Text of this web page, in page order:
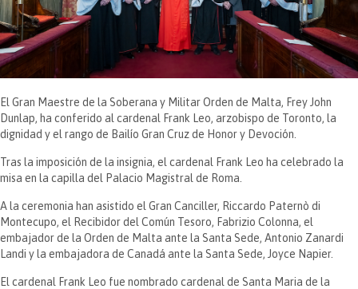
El Gran Maestre de la Soberana y Militar Orden de Malta, Frey John
Dunlap, ha conferido al cardenal Frank Leo, arzobispo de Toronto, la
dignidad y el rango de Bailío Gran Cruz de Honor y Devoción.
Tras la imposición de la insignia, el cardenal Frank Leo ha celebrado la
misa en la capilla del Palacio Magistral de Roma.
A la ceremonia han asistido el Gran Canciller, Riccardo Paternò di
Montecupo, el Recibidor del Común Tesoro, Fabrizio Colonna, el
embajador de la Orden de Malta ante la Santa Sede, Antonio Zanardi
Landi y la embajadora de Canadá ante la Santa Sede, Joyce Napier.
El cardenal Frank Leo fue nombrado cardenal de Santa Maria de la